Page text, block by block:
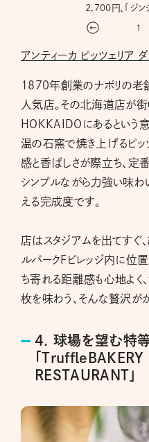
2,700円、「ジ
1
アンティーカ ピッツェリア
1870年創業のナポリの老
人気店。その北海道店が街
HOKKAIDOにあるという
温の石窯で焼き上げるピッ
感と香ばしさが際立ち、定
シンプルながら力強い味わ
える完成度です。
店はスタジアムを出てすぐ
ルパークFビレッジ内に位
ち寄れる距離感も心地よく
枚を味わう、そんな贅沢が
4. 球場を望む特
「
RESTAURANT」